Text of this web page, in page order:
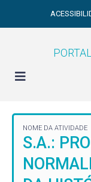
NOME DA ATIVIDADE
S.A.: